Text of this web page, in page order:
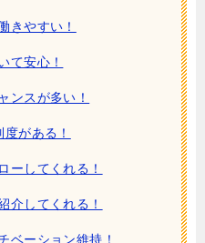
きやすい！
て安心！
ンスが多い！
がある！
ーしてくれる！
介してくれる！
ベーション維持！